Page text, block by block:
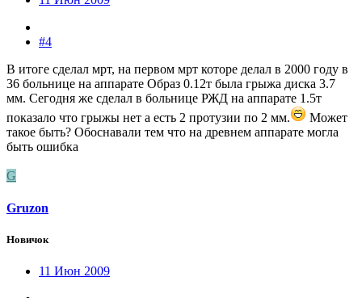
#4
В итоге сделал мрт, на первом мрт которе делал в 2000 году в
36 больнице на аппарате Образ 0.12т была грыжа диска 3.7
мм. Сегодня же сделал в больнице РЖД на аппарате 1.5т
показало что грыжы нет а есть 2 протузии по 2 мм.
Может
такое быть? Обоснавали тем что на древнем аппарате могла
быть ошибка
G
Gruzon
Новичок
11 Июн 2009